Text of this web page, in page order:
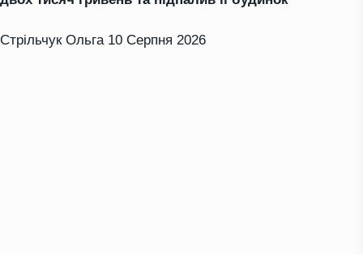
Стрільчук Ольга 10 Серпня 2026